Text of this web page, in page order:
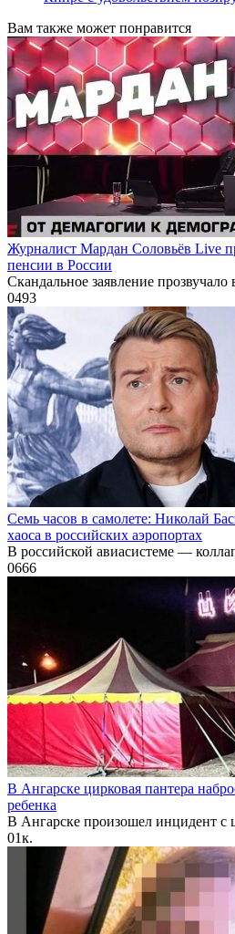
Вам также может понравится
Журналист Мардан Соловьёв Live
пенсии в России
Скандальное заявление прозвучало
0493
Семь часов в самолете: Николай
хаоса в российских аэропортах
В российской авиасистеме —
0666
В Ангарске цирковая пантера
ребенка
В Ангарске произошел инцидент с
01к.